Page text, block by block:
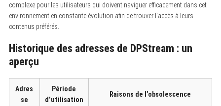
complexe pour les utilisateurs qui doivent naviguer efficacement dans cet
environnement en constante évolution afin de trouver l’accès à leurs
contenus préférés.
Historique des adresses de DPStream : un
aperçu
Adres
se
Période
d’utilisation
Raisons de l’obsolescence